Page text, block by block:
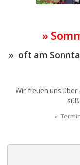
»
» oft am
Wir freuen uns
»